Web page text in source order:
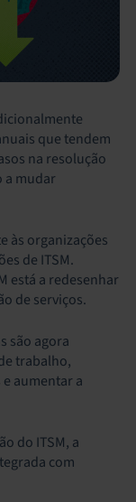
que tendem
na resolução
a mudar
às organizações
de ITSM.
está a redesenhar
de serviços.
são agora
trabalho,
aumentar a
do ITSM, a
com